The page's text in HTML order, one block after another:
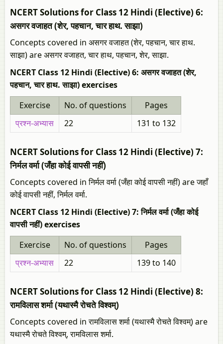
NCERT Solutions for Class 12 Hindi (Elective) 6:
असगर वजाहत (शेर, पहचान, चार हाथ. साझा)
Concepts covered in असगर वजाहत (शेर, पहचान, चार हाथ.
साझा) are असगर वजाहत, चार हाथ, पहचान, शेर, साझा.
NCERT Class 12 Hindi (Elective) 6: असगर वजाहत (शेर,
पहचान, चार हाथ. साझा) exercises
Exercise
No. of questions
Pages
प्रश्न-अभ्यास
22 131 to 132
NCERT Solutions for Class 12 Hindi (Elective) 7:
निर्मल वर्मा (जँहा कोई वापसी नहीं)
Concepts covered in निर्मल वर्मा (जँहा कोई वापसी नहीं) are जहाँ
कोई वापसी नहीं, निर्मल वर्मा.
NCERT Class 12 Hindi (Elective) 7: निर्मल वर्मा (जँहा कोई
वापसी नहीं) exercises
Exercise
No. of questions
Pages
प्रश्न-अभ्यास
22 139 to 140
NCERT Solutions for Class 12 Hindi (Elective) 8:
रामविलास शर्मा (यथास्मै रोचते विश्वम्)
Concepts covered in रामविलास शर्मा (यथास्मै रोचते विश्वम्) are
यथास्मै रोचते विश्वम्, रामविलास शर्मा.